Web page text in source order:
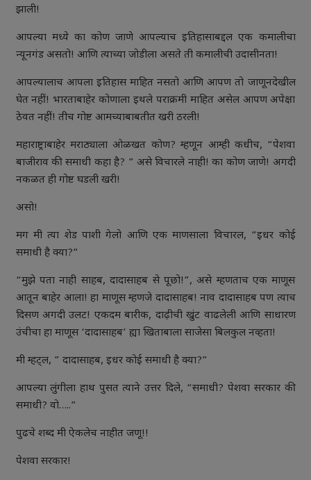
झाली!
आपल्या मध्ये का कोण जाणे आपल्याच इतिहासाबद्दल एक कमालीचा
न्यूनगंड असतो! आणि त्याच्या जोडीला असते ती कमालीची उदासीनता!
आपल्यालाच आपला इतिहास माहित नसतो आणि आपण तो जाणूनदेखील
घेत नहीं! भारताबाहेर कोणाला इथले पराक्रमी माहित असेल आपण अपेक्षा
ठेवत नहीं! तीच गोष्ट आमच्याबाबतीत खरी ठरली!
महाराष्ट्राबाहेर मराठ्याला ओळखत कोण? म्हणून आम्ही कधीच, “पेशवा
बाजीराव की समाधी कहा है? ” असे विचारले नाही! का कोण जाणे! अगदी
नकळत ही गोष्ट घडली खरी!
असो!
मग मी त्या शेड पाशी गेलो आणि एक माणसाला विचारल, “इधर कोई
समाधी है क्या?”
“मुझे पता नाही साहब, दादासाहब से पूछो!”, असे म्हणताच एक माणूस
आतून बाहेर आला! हा माणूस म्हणजे दादासाहब! नाव दादासाहब पण त्याच
दिसण अगदी उलट! एकदम बारीक, दाढ़ीची खुंट वाढलेली आणि साधारण
उंचीचा हा माणूस ‘दादासाहब’ ह्या खिताबाला साजेसा बिलकुल नव्हता!
मी म्हट्ल, ” दादासाहब, इधर कोई समाधी है क्या?”
आपल्या लुंगीला हाथ पुसत त्याने उत्तर दिले, “समाधी? पेशवा सरकार की
समाधी? वो…..”
पुढचे शब्द मी ऐकलेच नाहीत जणू!!
पेशवा सरकार!